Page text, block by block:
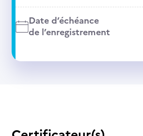
Date d’échéance
de l’enregistrement